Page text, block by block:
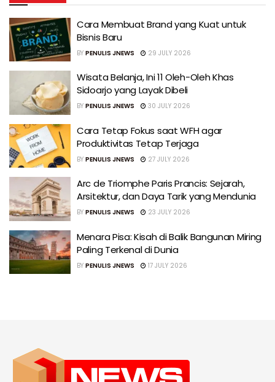
Cara Membuat Brand yang Kuat untuk
Bisnis Baru
BY PENULIS JNEWS 29 JULY 2026
Wisata Belanja, Ini 11 Oleh-Oleh Khas
Sidoarjo yang Layak Dibeli
BY PENULIS JNEWS 30 JULY 2026
Cara Tetap Fokus saat WFH agar
Produktivitas Tetap Terjaga
BY PENULIS JNEWS 27 JULY 2026
Arc de Triomphe Paris Prancis: Sejarah,
Arsitektur, dan Daya Tarik yang Mendunia
BY PENULIS JNEWS 23 JULY 2026
Menara Pisa: Kisah di Balik Bangunan Miring
Paling Terkenal di Dunia
BY PENULIS JNEWS 17 JULY 2026